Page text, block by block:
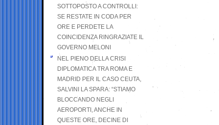
SOTTOPOSTO A CONTROLLI:
SE RESTATE IN CODA PER
ORE E PERDETE LA
COINCIDENZA RINGRAZIATE IL
GOVERNO MELONI
NEL PIENO DELLA CRISI
DIPLOMATICA TRA ROMA E
MADRID PER IL CASO CEUTA,
SALVINI LA SPARA: “STIAMO
BLOCCANDO NEGLI
AEROPORTI, ANCHE IN
QUESTE ORE, DECINE DI